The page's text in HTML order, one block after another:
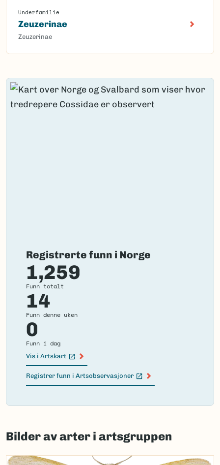
Underfamilie
Zeuzerinae
Zeuzerinae
Registrerte funn i Norge
1,259
Funn totalt
14
Funn denne uken
0
Funn i dag
Vis i Artskart
(Ekstern lenke)
Registrer funn i Artsobservasjoner
(Ekstern lenke)
Failed
load
map.
Bilder av arter i artsgruppen